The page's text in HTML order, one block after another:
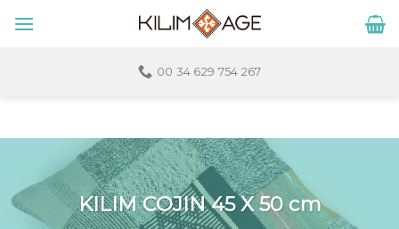
00 34 629 754 267
KILIM COJIN 45 X 50 cm